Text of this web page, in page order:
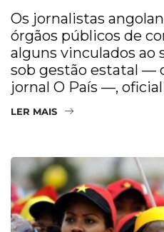
Os jornalistas
órgãos públicos de
alguns vinculados ao
sob gestão estatal —
jornal O País —,
LER MAIS